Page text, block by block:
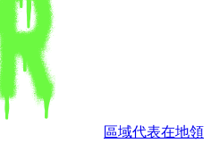
區域代表在地領